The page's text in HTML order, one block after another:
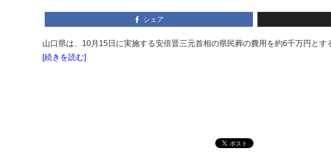
シェア
山口県は、10月15日に実施する安倍晋三元首相の県民葬の費用を約6千万円とす
[続きを読む]